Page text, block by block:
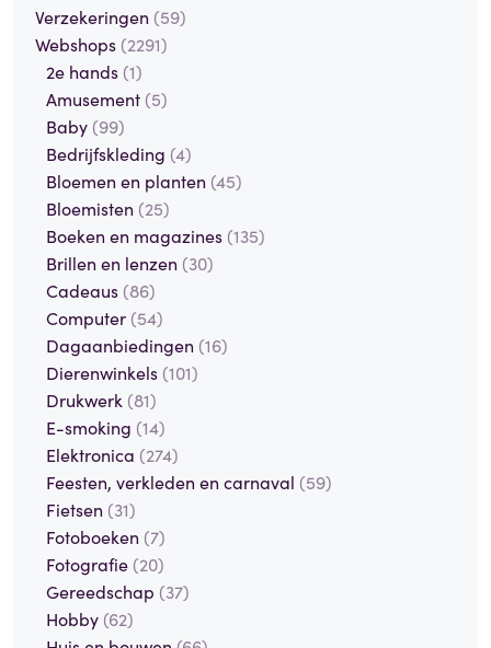
Verzekeringen (59)
Webshops (2291)
2e hands (1)
Amusement (5)
Baby (99)
Bedrijfskleding (4)
Bloemen en planten (45)
Bloemisten (25)
Boeken en magazines (135)
Brillen en lenzen (30)
Cadeaus (86)
Computer (54)
Dagaanbiedingen (16)
Dierenwinkels (101)
Drukwerk (81)
E-smoking (14)
Elektronica (274)
Feesten, verkleden en carnaval (59)
Fietsen (31)
Fotoboeken (7)
Fotografie (20)
Gereedschap (37)
Hobby (62)